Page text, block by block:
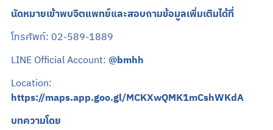
นัดหมายเข้าพบจิตแพทย์และสอบถามข้อมูลเพิ่มเติมได้ที่
โทรศัพท์: 02-589-1889
LINE Official Account: @bmhh
Location:
https://maps.app.goo.gl/MCKXwQMK1mCshWKdA
บทความโดย